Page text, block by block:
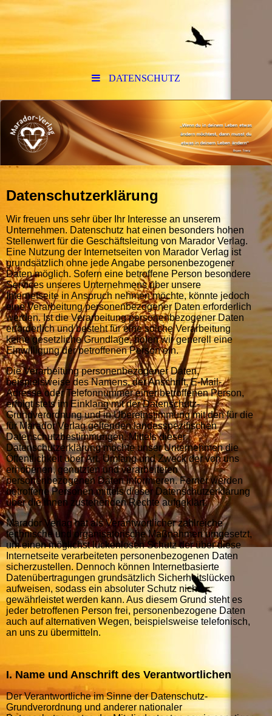
DATENSCHUTZ
Datenschutzerklärung
Wir freuen uns sehr über Ihr Interesse an unserem
Unternehmen. Datenschutz hat einen besonders hohen
Stellenwert für die Geschäftsleitung von Marador Verlag.
Eine Nutzung der Internetseiten von Marador Verlag ist
grundsätzlich ohne jede Angabe personenbezogener
Daten möglich. Sofern eine betroffene Person besondere
Services unseres Unternehmens über unsere
Internetseite in Anspruch nehmen möchte, könnte jedoch
eine Verarbeitung personenbezogener Daten erforderlich
werden. Ist die Verarbeitung personenbezogener Daten
erforderlich und besteht für eine solche Verarbeitung
keine gesetzliche Grundlage, holen wir generell eine
Einwilligung der betroffenen Person ein.
Die Verarbeitung personenbezogener Daten,
beispielsweise des Namens, der Anschrift, E-Mail-
Adresse oder Telefonnummer einer betroffenen Person,
erfolgt stets im Einklang mit der Datenschutz-
Grundverordnung und in Übereinstimmung mit den für die
für Marador Verlag geltenden landesspezifischen
Datenschutzbestimmungen. Mittels dieser
Datenschutzerklärung möchte unser Unternehmen die
Öffentlichkeit über Art, Umfang und Zweck der von uns
erhobenen, genutzten und verarbeiteten
personenbezogenen Daten informieren. Ferner werden
betroffene Personen mittels dieser Datenschutzerklärung
über die ihnen zustehenden Rechte aufgeklärt.
Marador Verlag hat als Verantwortlicher zahlreiche
technische und organisatorische Maßnahmen umgesetzt,
um einen möglichst lückenlosen Schutz der über diese
Internetseite verarbeiteten personenbezogenen Daten
sicherzustellen. Dennoch können Internetbasierte
Datenübertragungen grundsätzlich Sicherheitslücken
aufweisen, sodass ein absoluter Schutz nicht
gewährleistet werden kann. Aus diesem Grund steht es
jeder betroffenen Person frei, personenbezogene Daten
auch auf alternativen Wegen, beispielsweise telefonisch,
an uns zu übermitteln.
I. Name und Anschrift des Verantwortlichen
Der Verantwortliche im Sinne der Datenschutz-
Grundverordnung und anderer nationaler